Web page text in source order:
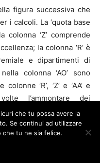
figura successiva che
i calcoli. La ‘quota base
colonna ‘Z’ comprende
la colonna ‘R’ è
e dipartimenti di
colonna ‘AO’ sono
‘R’, ‘Z’ e ‘AA’ e
l’ammontare dei
eccellenza.
errato la composizione
che tu possa avere la
Se continui ad utilizzare
che tu ne sia felice.